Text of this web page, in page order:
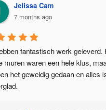
Jelissa Cam
7 months ago
fantastisch werk geleverd.
muren waren een hele klus,
het geweldig gedaan en alles